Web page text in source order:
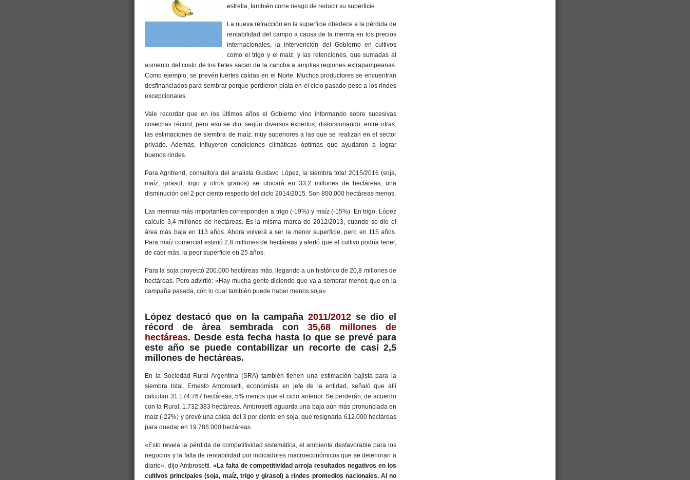
estrella, también corre riesgo de reducir su superficie.
La nueva retracción en la superficie obedece a la pérdida de
rentabilidad del campo a causa de la merma en los precios
internacionales, la intervención del Gobierno en cultivos
como el trigo y el maíz, y las retenciones, que sumadas al
aumento del costo de los fletes sacan de la cancha a amplias regiones extrapampeanas.
Como ejemplo, se prevén fuertes caídas en el Norte. Muchos productores se encuentran
desfinanciados para sembrar porque perdieron plata en el ciclo pasado pese a los rindes
excepcionales.
Vale recordar que en los últimos años el Gobierno vino informando sobre sucesivas
cosechas récord, pero eso se dio, según diversos expertos, distorsionando, entre otras,
las estimaciones de siembra de maíz, muy superiores a las que se realizan en el sector
privado. Además, influyeron condiciones climáticas óptimas que ayudaron a lograr
buenos rindes.
Para Agritrend, consultora del analista Gustavo López, la siembra total 2015/2016 (soja,
maíz, girasol, trigo y otros granos) se ubicará en 33,2 millones de hectáreas, una
disminución del 2 por ciento respecto del ciclo 2014/2015. Son 800.000 hectáreas menos.
Las mermas más importantes corresponden a trigo (-19%) y maíz (-15%). En trigo, López
calculó 3,4 millones de hectáreas. Es la misma marca de 2012/2013, cuando se dio el
área más baja en 113 años. Ahora volverá a ser la menor superficie, pero en 115 años.
Para maíz comercial estimó 2,8 millones de hectáreas y alertó que el cultivo podría tener,
de caer más, la peor superficie en 25 años.
Para la soja proyectó 200.000 hectáreas más, llegando a un histórico de 20,8 millones de
hectáreas. Pero advirtió: «Hay mucha gente diciendo que va a sembrar menos que en la
campaña pasada, con lo cual también puede haber menos soja».
López destacó que en la campaña 2011/2012 se dio el
récord de área sembrada con 35,68 millones de
hectáreas. Desde esta fecha hasta lo que se prevé para
este año se puede contabilizar un recorte de casi 2,5
millones de hectáreas.
En la Sociedad Rural Argentina (SRA) también tienen una estimación bajista para la
siembra total. Ernesto Ambrosetti, economista en jefe de la entidad, señaló que allí
calculan 31.174.767 hectáreas, 5% menos que el ciclo anterior. Se perderán, de acuerdo
con la Rural, 1.732.383 hectáreas. Ambrosetti aguarda una baja aún más pronunciada en
maíz (-22%) y prevé una caída del 3 por ciento en soja, que resignaría 612.000 hectáreas
para quedar en 19.788.000 hectáreas.
«Esto revela la pérdida de competitividad sistemática, el ambiente desfavorable para los
negocios y la falta de rentabilidad por indicadores macroeconómicos que se deterioran a
diario», dijo Ambrosetti. «La falta de competitividad arroja resultados negativos en los
cultivos principales (soja, maíz, trigo y girasol) a rindes promedios nacionales. Al no